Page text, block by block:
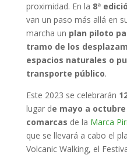
proximidad. En la 8ª
van un paso más allá en
marcha un plan piloto
tramo de los
espacios naturales o
transporte público.
Este 2023 se celebrarán
lugar de mayo a octubre
comarcas de la Marca
que se llevará a cabo el
Volcanic Walking, el